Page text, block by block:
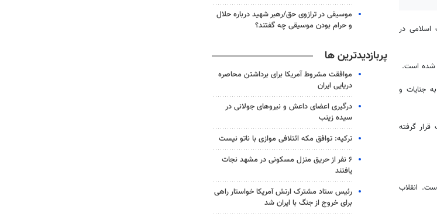
در
شده است.
از ابتدا تا سال ۵۷ و فصل سوم به جنایات و
گرفته
انقلاب
موسیقی در ترازوی حق/رهبر شهید درباره حلال
و حرام بودن موسیقی چه گفتند؟
پربازدیدترین ها
موافقت مشروط آمریکا برای برداشتن محاصره
دریایی ایران
درگیری اعضای داعش و نیروهای جولانی در
سیده زینب
ترکیه: توافق مکه ائتلافی موازی با ناتو نیست
۶ نفر از حریق منزل مسکونی در مشهد نجات
یافتند
رئیس ستاد مشترک ارتش آمریکا خواستار راهی
برای خروج از جنگ با ایران شد